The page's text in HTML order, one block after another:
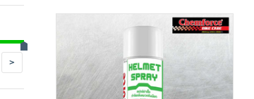
>